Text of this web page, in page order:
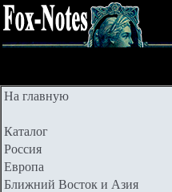
На главную
Каталог
Россия
Европа
Ближний Восток и Азия